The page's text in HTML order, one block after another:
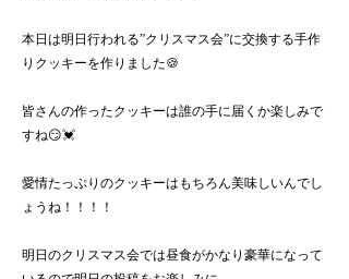
本日は明日行われる”クリスマス会”に交換する手作
りクッキーを作りました🍪
皆さんの作ったクッキーは誰の手に届くか楽しみで
すね😏💓
愛情たっぷりのクッキーはもちろん美味しいんでし
ょうね！！！！
明日のクリスマス会では昼食がかなり豪華になって